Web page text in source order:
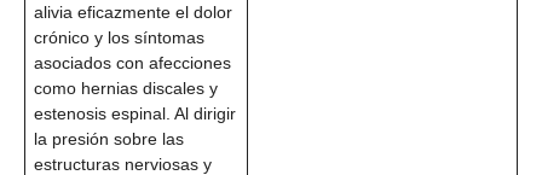
alivia eficazmente el dolor
crónico y los síntomas
asociados con afecciones
como hernias discales y
estenosis espinal. Al dirigir
la presión sobre las
estructuras nerviosas y